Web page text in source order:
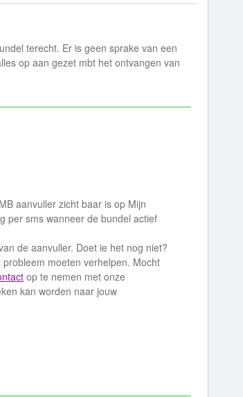
terecht. Er is geen sprake van een
op aan gezet mbt het ontvangen van
aanvuller zicht baar is op Mijn
per sms wanneer de bundel actief
de aanvuller. Doet ie het nog niet?
moeten verhelpen. Mocht
op te nemen met onze
kan worden naar jouw